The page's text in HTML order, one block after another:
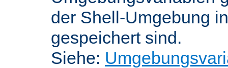
der Shell-Umgebung
gespeichert sind.
Siehe: